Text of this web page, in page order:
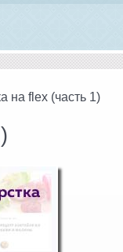
на flex (часть 1)